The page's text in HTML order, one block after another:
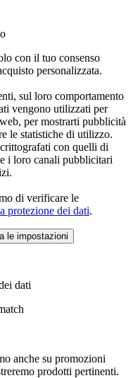
con il tuo consenso
personalizzata.
sul loro comportamento
vengono utilizzati per
per mostrarti pubblicità
le statistiche di utilizzo.
con quelli di
i loro canali pubblicitari
di verificare le
protezione dei dati.
le impostazioni
dati
anche su promozioni
prodotti pertinenti.